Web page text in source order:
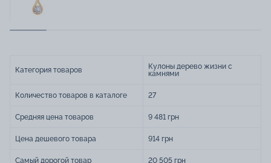
Категория товаров
Кулоны дерево жизни с
камнями
Количество товаров в каталоге 27
Средняя цена товаров 9 481 грн
Цена дешевого товара 914 грн
Самый дорогой товар 20 505 грн